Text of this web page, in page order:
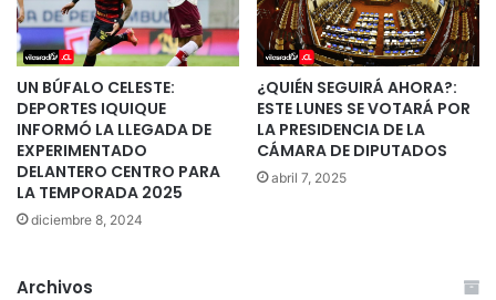
UN BÚFALO CELESTE:
DEPORTES IQUIQUE
INFORMÓ LA LLEGADA DE
EXPERIMENTADO
DELANTERO CENTRO PARA
LA TEMPORADA 2025
diciembre 8, 2024
¿QUIÉN SEGUIRÁ AHORA?:
ESTE LUNES SE VOTARÁ POR
LA PRESIDENCIA DE LA
CÁMARA DE DIPUTADOS
abril 7, 2025
Archivos